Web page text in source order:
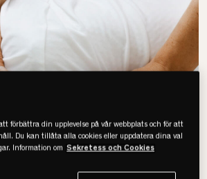
förbättra din upplevelse på vår webbplats och för att
Du kan tillåta alla cookies eller uppdatera dina val
Information om Sekretess och Cookies